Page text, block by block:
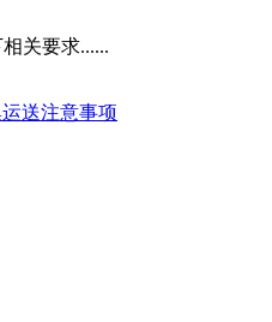
关要求......
运送注意事项